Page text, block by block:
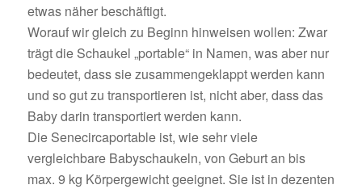
etwas näher beschäftigt.
Worauf wir gleich zu Beginn hinweisen wollen: Zwar
trägt die Schaukel „portable“ in Namen, was aber nur
bedeutet, dass sie zusammengeklappt werden kann
und so gut zu transportieren ist, nicht aber, dass das
Baby darin transportiert werden kann.
Die Senecircaportable ist, wie sehr viele
vergleichbare Babyschaukeln, von Geburt an bis
max. 9 kg Körpergewicht geeignet. Sie ist in dezenten